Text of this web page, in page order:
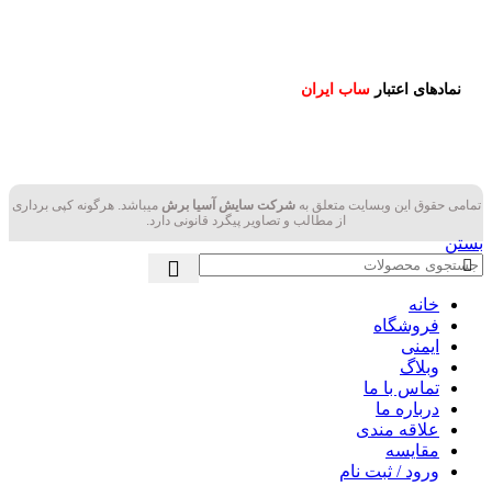
نمادهای اعتبار ساب ایران
تمامی حقوق این وبسایت متعلق بهشرکت سایش آسیا برش میباشد. هرگونه کپی برداری
از مطالب و تصاویر پیگرد قانونی دارد.
بستن
خانه
فروشگاه
ایمنی
وبلاگ
تماس با ما
درباره ما
علاقه مندی
مقایسه
ورود / ثبت نام